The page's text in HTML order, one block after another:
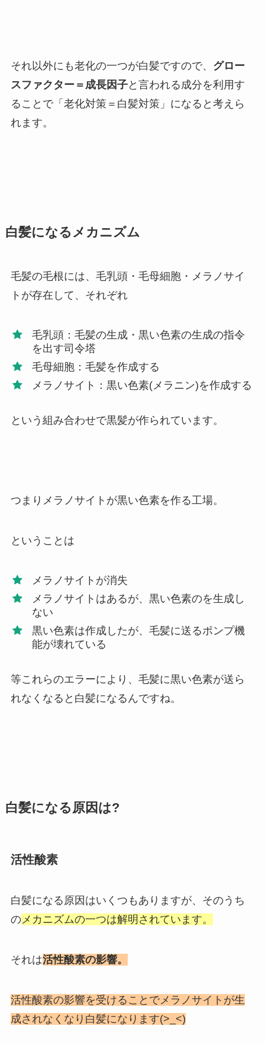
それ以外にも老化の一つが白髪ですので、 グロー
スファクター＝成長因子と言われる成分を利用す
ることで「老化対策＝白髪対策」になると考えら
れます。
白髪になるメカニズム
毛髪の毛根には、毛乳頭・毛母細胞・メラノサイ
トが存在して、それぞれ
毛乳頭：毛髪の生成・黒い色素の生成の指令
を出す司令塔
毛母細胞：毛髪を作成する
メラノサイト：黒い色素(メラニン)を作成する
という組み合わせで黒髪が作られています。
つまりメラノサイトが黒い色素を作る工場。
ということは
メラノサイトが消失
メラノサイトはあるが、黒い色素のを生成し
ない
黒い色素は作成したが、毛髪に送るポンプ機
能が壊れている
等これらのエラーにより、毛髪に黒い色素が送ら
れなくなると白髪になるんですね。
白髪になる原因は?
活性酸素
白髪になる原因はいくつもありますが、そのうち
のメカニズムの一つは解明されています。
それは活性酸素の影響。
活性酸素の影響を受けることでメラノサイトが生
成されなくなり白髪になります(>_<)